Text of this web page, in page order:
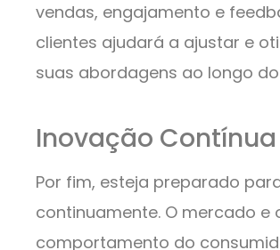
vendas, engajamento e
clientes ajudará a ajustar e
suas abordagens ao longo
Inovação Contínua
Por fim, esteja preparado
continuamente. O mercado e
comportamento do